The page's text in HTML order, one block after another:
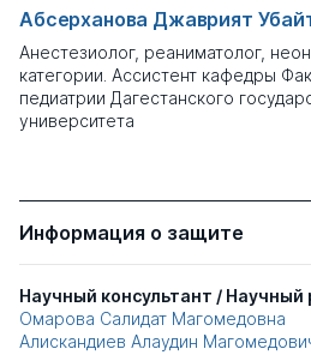
Абсерханова Джаврият
Анестезиолог, реаниматолог,
категории. Ассистент кафедры
педиатрии Дагестанского
университета
Информация о защите
Научный консультант / Научный
Омарова Салидат Магомедовна
Алискандиев Алаудин